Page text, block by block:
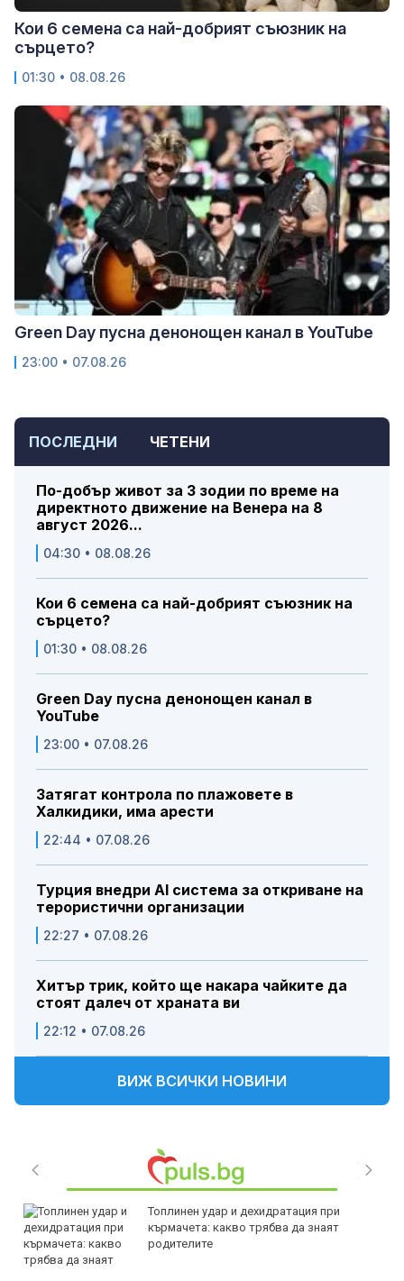
ПОСЛЕДНИ ЧЕТЕНИ
По-добър живот за 3 зодии по време на
директното движение на Венера на 8
август 2026...
04:30 • 08.08.26
Кои 6 семена са най-добрият съюзник на
сърцето?
01:30 • 08.08.26
Green Day пусна денонощен канал в
YouTube
23:00 • 07.08.26
Затягат контрола по плажовете в
Халкидики, има арести
22:44 • 07.08.26
Турция внедри AI система за откриване на
терористични организации
22:27 • 07.08.26
Хитър трик, който ще накара чайките да
стоят далеч от храната ви
22:12 • 07.08.26
ВИЖ ВСИЧКИ НОВИНИ
Топлинен удар и дехидратация при
кърмачета: какво трябва да знаят
родителите
Кои 6 семена са най-добрият съюзник на
сърцето?
01:30 • 08.08.26
Green Day пусна денонощен канал в YouTube
23:00 • 07.08.26